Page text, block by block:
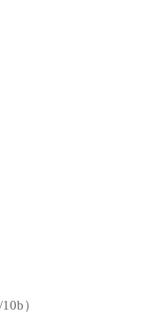
）